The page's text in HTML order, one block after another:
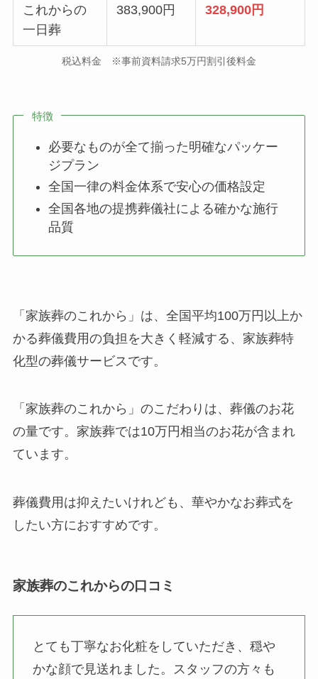
これからの
一日葬
383,900円 328,900円
税込料金 ※事前資料請求5万円割引後料金
特徴
必要なものが全て揃った明確なパッケー
ジプラン
全国一律の料金体系で安心の価格設定
全国各地の提携葬儀社による確かな施行
品質
「家族葬のこれから」は、全国平均100万円以上か
かる葬儀費用の負担を大きく軽減する、家族葬特
化型の葬儀サービスです。
「家族葬のこれから」のこだわりは、葬儀のお花
の量です。家族葬では10万円相当のお花が含まれ
ています。
葬儀費用は抑えたいけれども、華やかなお葬式を
したい方におすすめです。
家族葬のこれからの口コミ
とても丁寧なお化粧をしていただき、穏や
かな顔で見送れました。スタッフの方々も